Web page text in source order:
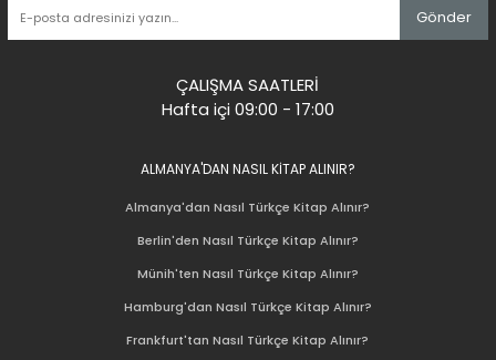
Gönder
ÇALIŞMA SAATLERİ
Hafta içi 09:00 - 17:00
ALMANYA'DAN NASIL KİTAP ALINIR?
Almanya'dan Nasıl Türkçe Kitap Alınır?
Berlin'den Nasıl Türkçe Kitap Alınır?
Münih'ten Nasıl Türkçe Kitap Alınır?
Hamburg'dan Nasıl Türkçe Kitap Alınır?
Frankfurt'tan Nasıl Türkçe Kitap Alınır?